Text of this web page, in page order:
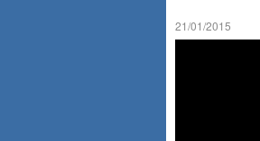
21/01/2015